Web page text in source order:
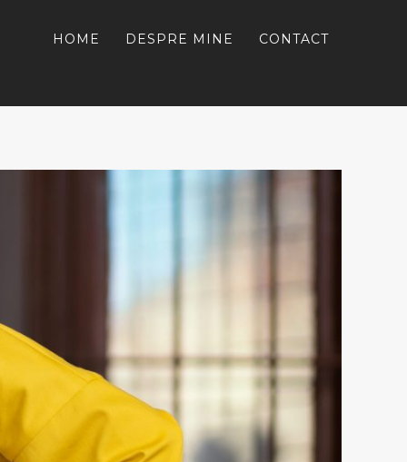
HOME DESPRE MINE CONTACT